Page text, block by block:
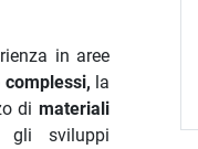
in aree
la
dimateriali
gli sviluppi